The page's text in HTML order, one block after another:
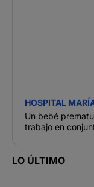
HOSPITAL
Un bebé
trabajo en
LO ÚLTIMO